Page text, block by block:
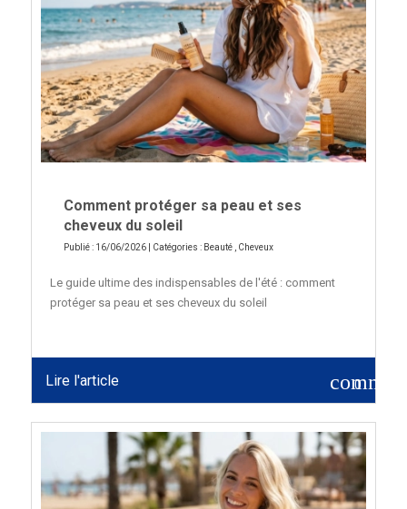
Comment protéger sa peau et ses
cheveux du soleil
Publié : 16/06/2026 | Catégories : Beauté Cheveux
Le guide ultime des indispensables de l'été : comment
protéger sa peau et ses cheveux du soleil
Lire l'article 0